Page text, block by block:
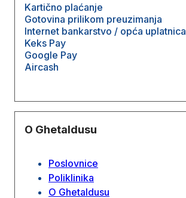
Kartično plaćanje
Gotovina prilikom preuzimanja
Internet bankarstvo / opća uplatnica
Keks Pay
Google Pay
Aircash
O Ghetaldusu
Poslovnice
Poliklinika
O Ghetaldusu